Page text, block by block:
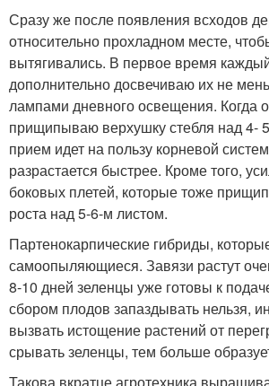
Сразу же после появления всходов
относительно прохладном месте,
вытягивались. В первое время
дополнительно досвечиваю их не
лампами дневного освещения. Когда
прищипываю верхушку стебля над 4-
прием идет на пользу корневой
разрастается быстрее. Кроме того,
боковых плетей, которые тоже
роста над 5-6-м листом.
Партенокарпические гибриды,
самоопыляющиеся. Завязи растут
8-10 дней зеленцы уже готовы к
сбором плодов запаздывать нельзя,
вызвать истощение растений от
срывать зеленцы, тем больше
Такова вкратце агротехника